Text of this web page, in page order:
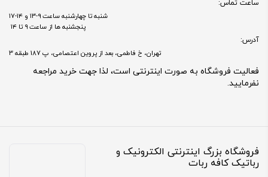
ساعت تماس:
شنبه تا چهارشنبه ساعت ۹-۱۳ و ۱۴-۱۷
پنجشنبه ها از ساعت ۹ تا ۱۴
آدرس:
تهران، خ فاطمی، بعد از پروین اعتصامی، پ 187 طبقه 3
فعالیت فروشگاه به صورت اینترنتی است، لذا جهت خرید مراجعه
نفرمایید.
فروشگاه بزرگ اینترنتی الکترونیک و
رباتیک کافه ربات